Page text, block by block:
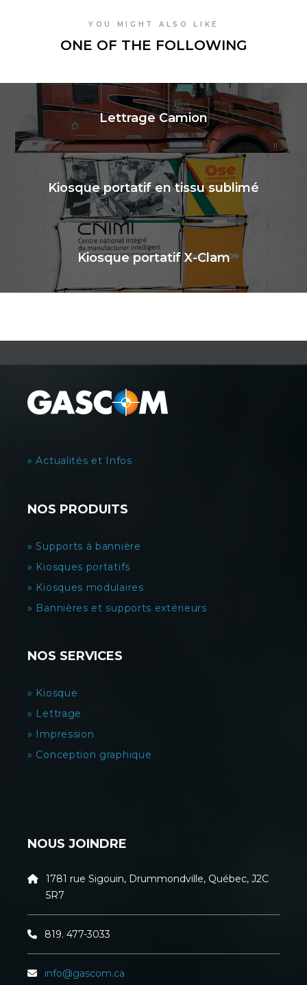
YOU MIGHT ALSO LIKE
ONE OF THE FOLLOWING
Lettrage Camion
Kiosque portatif en tissu sublimé
Kiosque portatif X-Clam
» Actualités et Infos
NOS PRODUITS
» Supports à bannière
» Kiosques portatifs
» Kiosques modulaires
» Bannières et supports extérieurs
NOS SERVICES
» Kiosque
» Lettrage
» Impression
» Conception graphique
NOUS JOINDRE
1781 rue Sigouin, Drummondville, Québec, J2C
5R7
819. 477-3033
info@gascom.ca